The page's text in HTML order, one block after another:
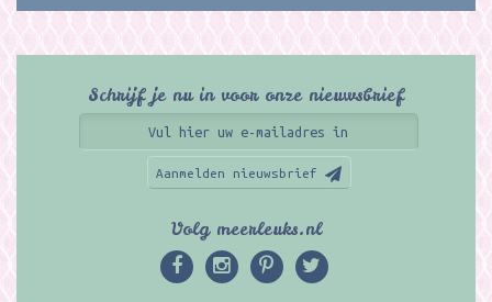
Schrijf je nu in voor onze nieuwsbrief
Aanmelden nieuwsbrief
Volg meerleuks.nl